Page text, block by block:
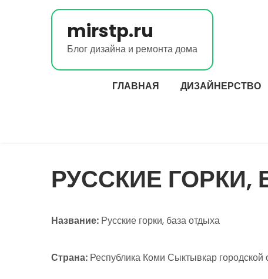
mirstp.ru
Блог дизайна и ремонта дома
ГЛАВНАЯ ДИЗАЙНЕРСТВО
РУССКИЕ
Название: Русские горки, база отдыха
Страна: Республика Коми Сыктывкар